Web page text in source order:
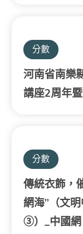
分數
河南省南樂
講座2周年
分數
傳統衣飾，
網海”（文
③）_中國網